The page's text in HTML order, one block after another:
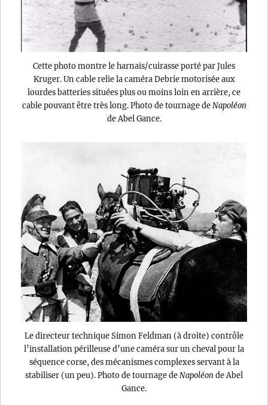
Cette photo montre le harnais/cuirasse porté par Jules
Kruger. Un cable relie la caméra Debrie motorisée aux
lourdes batteries situées plus ou moins loin en arrière, ce
cable pouvant être très long. Photo de tournage de Napoléon
de Abel Gance.
Le directeur technique Simon Feldman (à droite) contrôle
l’installation périlleuse d’une caméra sur un cheval pour la
séquence corse, des mécanismes complexes servant à la
stabiliser (un peu). Photo de tournage de Napoléon de Abel
Gance.